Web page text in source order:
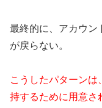
最終的に、アカウン
が戻らない。
こうしたパターンは
持するために用意さ